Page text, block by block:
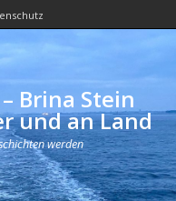
Brina Stein
und an Land
werden